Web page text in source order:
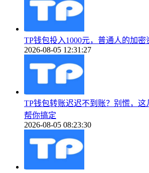
TP钱包投入1000元，普通人的加
2026-08-05 12:31:27
TP钱包转账迟迟不到账？别慌，这
帮你搞定
2026-08-05 08:23:30